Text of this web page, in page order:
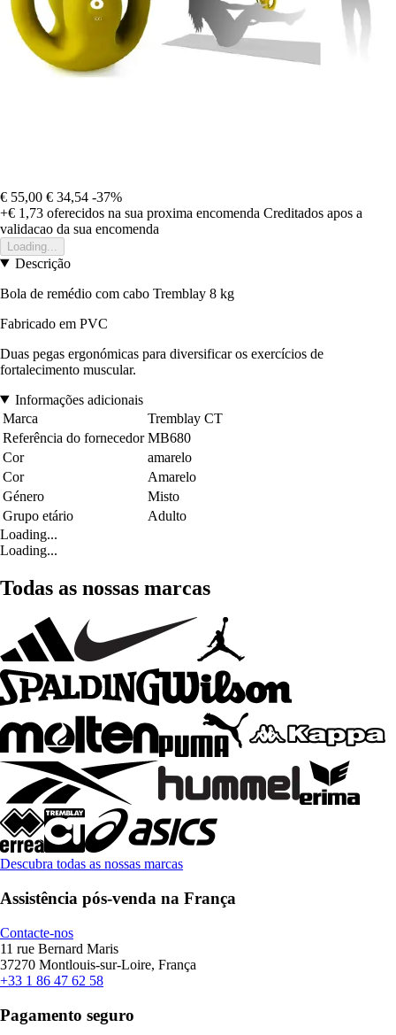
€ 55,00 € 34,54 -37%
+€ 1,73 oferecidos na sua proxima encomenda Creditados apos a
validacao da sua encomenda
Loading...
Descrição
Bola de remédio com cabo Tremblay 8 kg
Fabricado em PVC
Duas pegas ergonómicas para diversificar os exercícios de
fortalecimento muscular.
Informações adicionais
Marca
Tremblay CT
Referência do fornecedor MB680
Cor
amarelo
Cor
Amarelo
Género
Misto
Grupo etário
Adulto
Loading...
Loading...
Todas as nossas marcas
Descubra todas as nossas marcas
Assistência pós-venda na França
Contacte-nos
11 rue Bernard Maris
37270 Montlouis-sur-Loire, França
+33 1 86 47 62 58
Pagamento seguro